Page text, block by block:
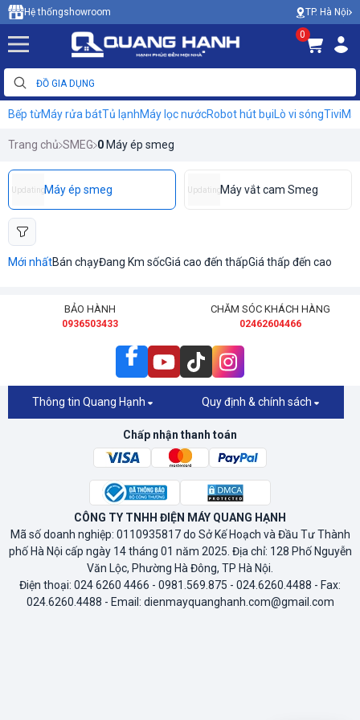
Hệ thốngshowroom TP. Hà Nội
0
Bếp từMáy rửa bátTủ lạnhMáy lọc nướcRobot hút bụiLò vi sóngTivi
Trang chủ SMEG 0 Máy ép smeg
UpdatingMáy ép smeg UpdatingMáy vắt cam Smeg
Mới nhấtBán chạyĐang Km sốcGiá cao đến thấpGiá thấp đến cao
BẢO HÀNH
0936503433
CHĂM SÓC KHÁCH HÀNG
02462604466
Thông tin Quang Hạnh Quy định & chính sách
Chấp nhận thanh toán
CÔNG TY TNHH ĐIỆN MÁY QUANG HẠNH
Mã số doanh nghiệp: 0110935817 do Sở Kế Hoạch và Đầu Tư Thành
phố Hà Nội cấp ngày 14 tháng 01 năm 2025. Địa chỉ: 128 Phố Nguyễn
Văn Lộc, Phường Hà Đông, TP Hà Nội.
Điện thoại: 024 6260 4466 - 0981.569.875 - 024.6260.4488 - Fax:
024.6260.4488 - Email: dienmayquanghanh.com@gmail.com